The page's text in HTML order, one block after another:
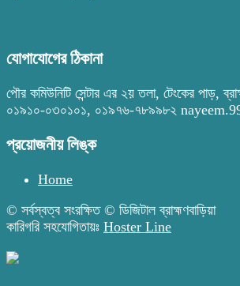
যোগাযোগের ঠিকানা
পৌর কমিউনিটি সেন্টার এর ২য় তলা, টেংকের পাড়,
০১৯১০-০৩০১০১, ০১৯৭৬-৭৮৯৯৮২
প্রয়োজনীয় লিঙ্ক
Home
© সর্বস্বত্ব সংরক্ষিত © ডিজিটাল ব্রাহ্মণবাড়িয়া
কারিগরি সহযোগিতায়ঃ Hoster Line